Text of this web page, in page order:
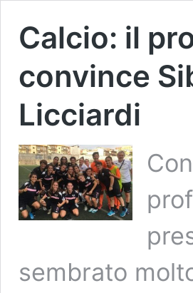
Calcio: il
convince
Licciardi
sembrato